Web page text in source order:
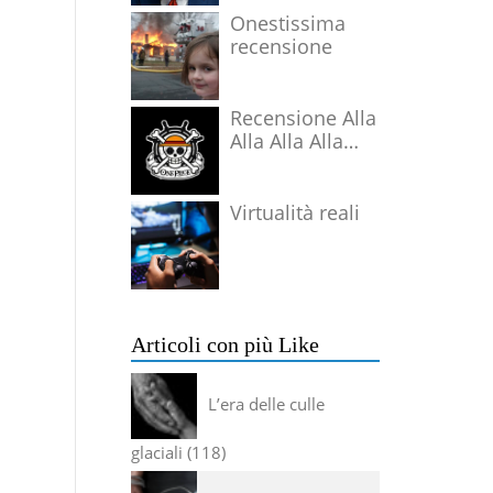
Onestissima
recensione
Recensione Alla
Alla Alla Alla
Virtualità reali
Articoli con più Like
L’era delle culle
glaciali 118